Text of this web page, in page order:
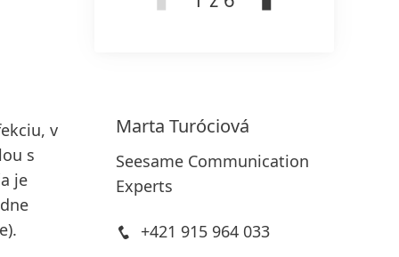
v
s
je
Marta Turóciová
Seesame Communication
Experts
+421 915 964 033